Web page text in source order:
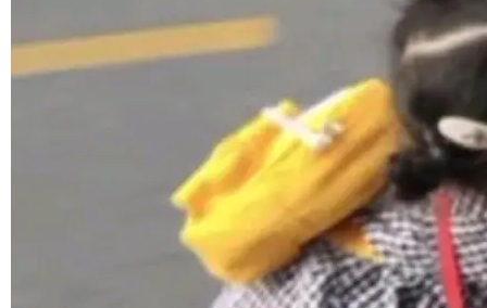
Harness 负责把能力落到真实环境中——调用工
具、读写文件、管理上下文、处理错误、完成闭
环。崔添翼招人的标...
理解、推理、生成与编辑，还仅以 8B-MoT 的轻
量大小，将能力推进到4K、更精细的真实质感、
更复杂的视觉控制和可持续迭代编辑。 相比 U
1，U1.5-Lite-Preview 在以下方向上带来了显著
提升： 原生支持4K图像生成； 更精细的局部纹
理、细节与真实世界质感； 更准确的中英文文字
生成与复杂版式组织； 更稳定的图...
©OSCHINA(OSChina.NET) 京ICP备2025119063号